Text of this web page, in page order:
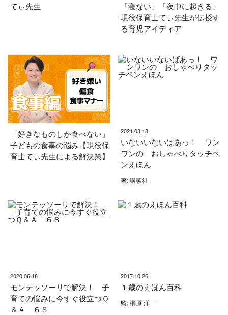
てぃ先生
「寝ない」「夜中に起きる」
現役保育士てぃ先生が伝授す
る育児アイディア
「好きなものしか食べない」
子どもの食事の悩み【現役保
育士てぃ先生による解決策】
2021.03.18
いないいないばあっ！ ワン
ワンの おしゃべりタッチペ
ンえほん
著: 講談社
2020.06.18
モンテッソーリで解決！ 子
育ての悩みに今すぐ役立つＱ
＆Ａ ６８
2017.10.26
１歳のえほん百科
監: 榊原 洋一